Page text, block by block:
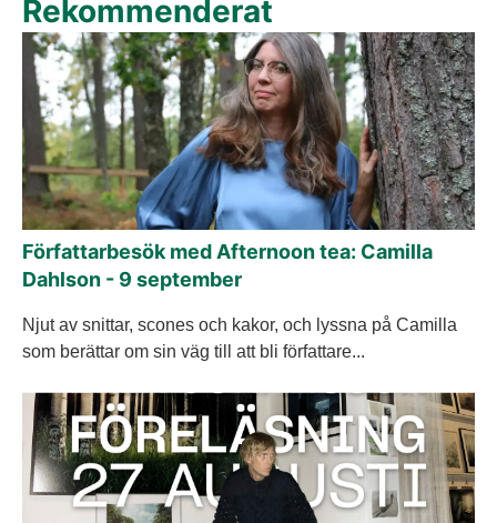
Rekommenderat
Författarbesök med Afternoon tea: Camilla
Dahlson - 9 september
Njut av snittar, scones och kakor, och lyssna på Camilla
som berättar om sin väg till att bli författare...